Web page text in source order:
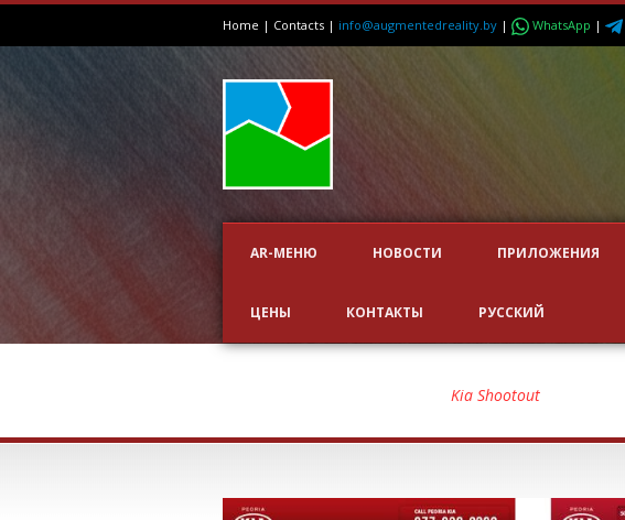
Home | Contacts | info@augmentedreality.by | WhatsApp |
AR-МЕНЮ НОВОСТИ ПРИЛОЖЕНИЯ
ЦЕНЫ КОНТАКТЫ РУССКИЙ
Kia Shootout